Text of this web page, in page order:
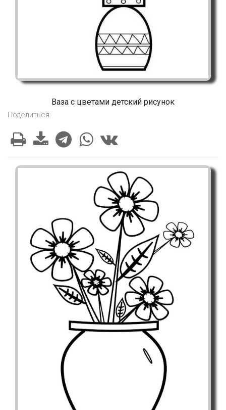
Ваза с цветами детский рисунок
Поделиться: